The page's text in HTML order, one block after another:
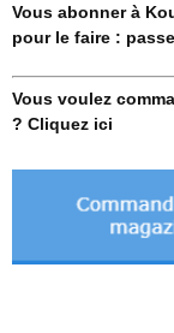
Vous abonner à
pour le faire :
Vous voulez
? Cliquez ici